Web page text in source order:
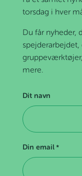
torsdag i hver
Du får nyheder,
mere.
Dit navn
Din email *